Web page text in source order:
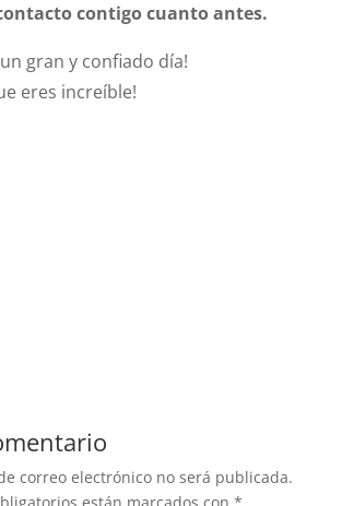
contigo cuanto antes.
gran y confiado día!
eres increíble!
correo electrónico no será publicada.